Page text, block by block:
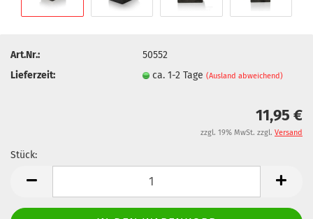
Art.Nr.:
50552
Lieferzeit:
ca. 1-2 Tage(Ausland abweichend)
11,95 €
zzgl. 19% MwSt. zzgl. Versand
Stück: